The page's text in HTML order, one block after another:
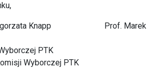
Małgorzata Knapp Prof. Marek
Wyborczej PTK
Komisji Wyborczej PTK